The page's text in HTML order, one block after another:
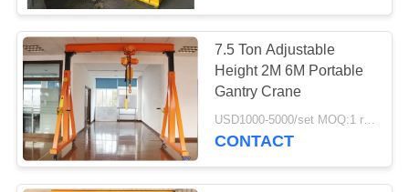
FABRIEKSREIS
KWALITEITSCONTROLE
CONTACTEER
ONS
Europese
Luchtkraan
43
7.5 Ton Adjustable
Height 2M 6M Portable
Gantry Crane
USD1000-5000/set MOQ:1 reeks
CONTACT